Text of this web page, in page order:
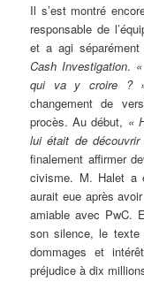
Il s’est montré
responsable de
et a agi
Cash Investigation.
qui va y croire ?
changement de
procès. Au début, «
lui était de
finalement affirmer
civisme. M. Halet a
aurait eue après
amiable avec PwC.
son silence, le texte
dommages et
préjudice à dix